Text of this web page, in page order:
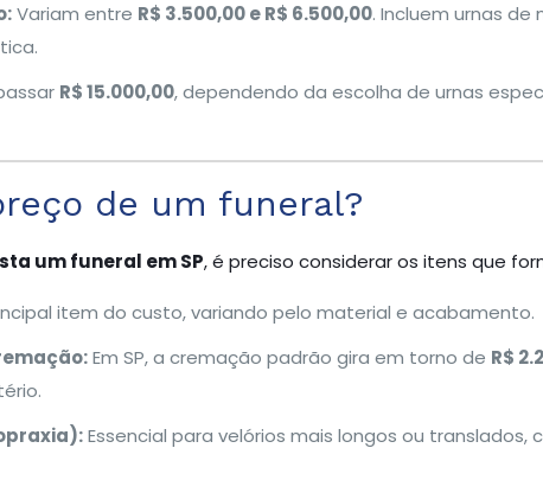
Variam entre R$ 3.500,00 e R$ 6.500,00. Incluem urnas
R$ 15.000,00, dependendo da escolha de urnas
de um funeral?
um funeral em SP, é preciso considerar os itens que
item do custo, variando pelo material e acabamento.
Em SP, a cremação padrão gira em torno de R$
Essencial para velórios mais longos ou translados,